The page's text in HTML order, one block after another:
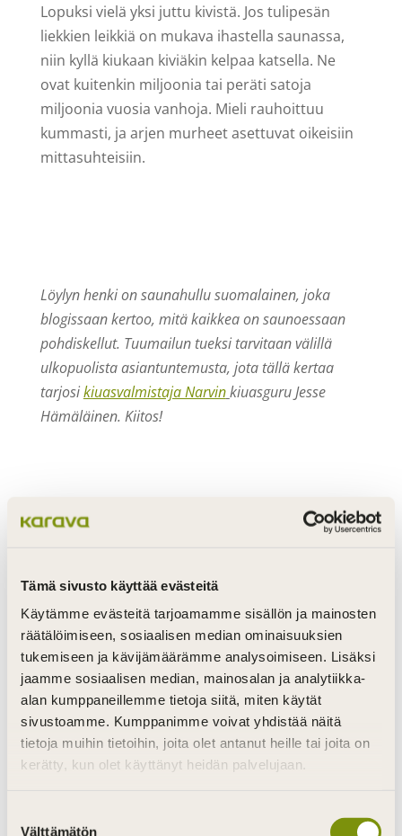
Tämä sivusto käyttää evästeitä
Käytämme evästeitä tarjoamamme sisällön ja mainosten
räätälöimiseen, sosiaalisen median ominaisuuksien
tukemiseen ja kävijämäärämme analysoimiseen. Lisäksi
jaamme sosiaalisen median, mainosalan ja analytiikka-
alan kumppaneillemme tietoja siitä, miten käytät
sivustoamme. Kumppanimme voivat yhdistää näitä
tietoja muihin tietoihin, joita olet antanut heille tai joita on
kerätty, kun olet käyttänyt heidän palvelujaan.
Välttämätön
Lopuksi vielä yksi juttu kivistä. Jos tulipesän
liekkien leikkiä on mukava ihastella saunassa,
niin kyllä kiukaan kiviäkin kelpaa katsella. Ne
ovat kuitenkin miljoonia tai peräti satoja
miljoonia vuosia vanhoja. Mieli rauhoittuu
kummasti, ja arjen murheet asettuvat oikeisiin
mittasuhteisiin.
Löylyn henki on saunahullu suomalainen, joka
blogissaan kertoo, mitä kaikkea on saunoessaan
pohdiskellut. Tuumailun tueksi tarvitaan välillä
ulkopuolista asiantuntemusta, jota tällä kertaa
tarjosikiuasvalmistaja Narvinkiuasguru Jesse
Hämäläinen. Kiitos!